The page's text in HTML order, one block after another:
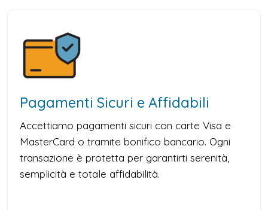
Pagamenti Sicuri e Affidabili
Accettiamo pagamenti sicuri con carte Visa e
MasterCard o tramite bonifico bancario. Ogni
transazione è protetta per garantirti serenità,
semplicità e totale affidabilità.